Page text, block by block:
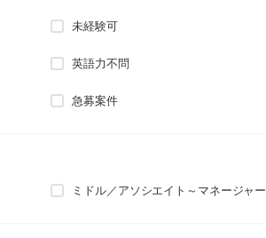
未経験可
英語力不問
急募案件
ミドル／アソシエイト～マネージャー